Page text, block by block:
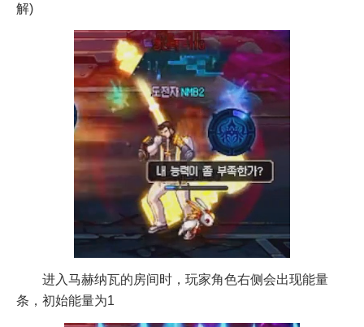
解)
进入马赫纳瓦的房间时，玩家角色右侧会出现能量
条，初始能量为1